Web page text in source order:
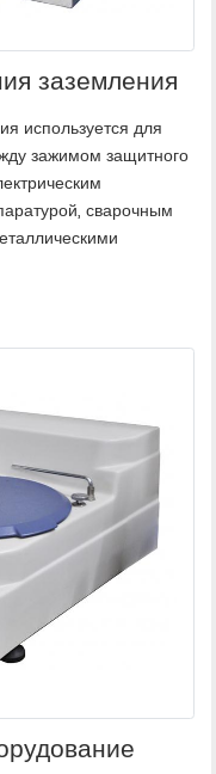
заземления
используется для
зажимом защитного
сварочным